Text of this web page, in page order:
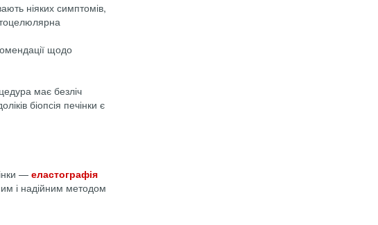
ніяких симптомів,
щодо
має безліч
біопсія печінки є
— еластографія
і надійним методом